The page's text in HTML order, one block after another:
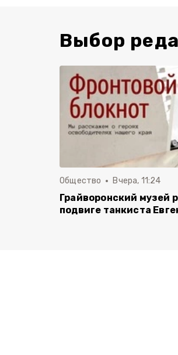
Выбор
Общество Вчера, 11:24
Грайворонский музей
подвиге танкиста